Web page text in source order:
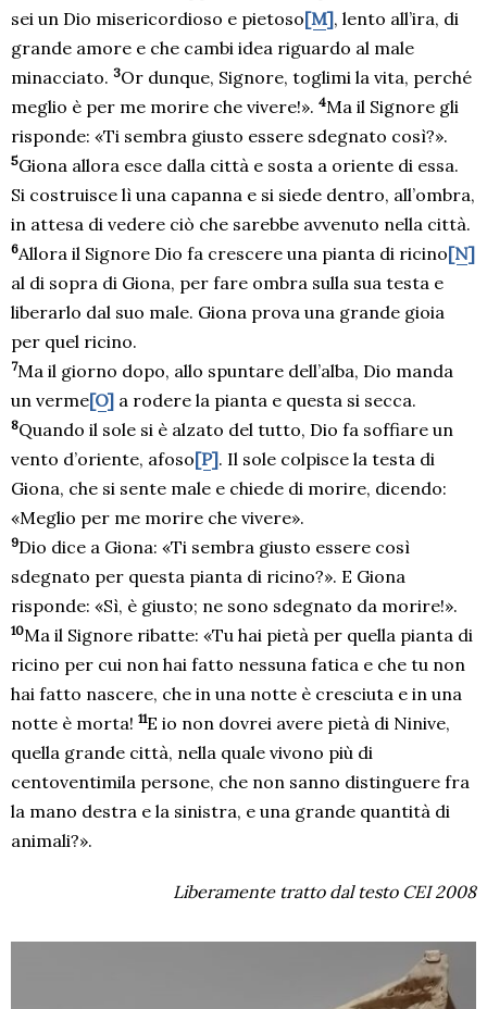
sei un Dio misericordioso e pietoso[M], lento all’ira, di
grande amore e che cambi idea riguardo al male
minacciato. 3Or dunque, Signore, toglimi la vita, perché
meglio è per me morire che vivere!». 4Ma il Signore gli
risponde: «Ti sembra giusto essere sdegnato così?».
5Giona allora esce dalla città e sosta a oriente di essa.
Si costruisce lì una capanna e si siede dentro, all’ombra,
in attesa di vedere ciò che sarebbe avvenuto nella città.
6Allora il Signore Dio fa crescere una pianta di ricino[N]
al di sopra di Giona, per fare ombra sulla sua testa e
liberarlo dal suo male. Giona prova una grande gioia
per quel ricino.
7Ma il giorno dopo, allo spuntare dell’alba, Dio manda
un verme[O] a rodere la pianta e questa si secca.
8Quando il sole si è alzato del tutto, Dio fa soffiare un
vento d’oriente, afoso[P]. Il sole colpisce la testa di
Giona, che si sente male e chiede di morire, dicendo:
«Meglio per me morire che vivere».
9Dio dice a Giona: «Ti sembra giusto essere così
sdegnato per questa pianta di ricino?». E Giona
risponde: «Sì, è giusto; ne sono sdegnato da morire!».
10Ma il Signore ribatte: «Tu hai pietà per quella pianta di
ricino per cui non hai fatto nessuna fatica e che tu non
hai fatto nascere, che in una notte è cresciuta e in una
notte è morta! 11E io non dovrei avere pietà di Ninive,
quella grande città, nella quale vivono più di
centoventimila persone, che non sanno distinguere fra
la mano destra e la sinistra, e una grande quantità di
animali?».
Liberamente tratto dal testo CEI 2008